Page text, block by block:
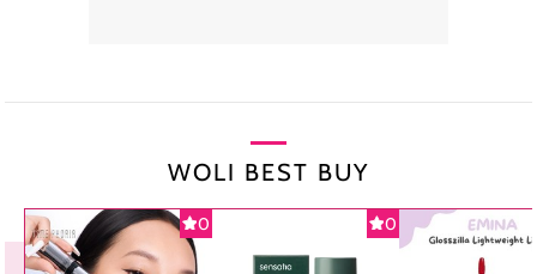
WOLI BEST BUY
0 0